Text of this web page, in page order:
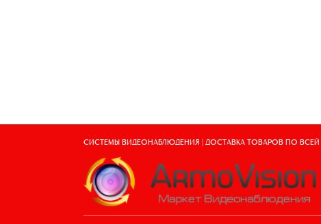
СИСТЕМЫ ВИДЕОНАБЛЮДЕНИЯ | ДОСТАВКА ТОВАРОВ ПО ВСЕЙ